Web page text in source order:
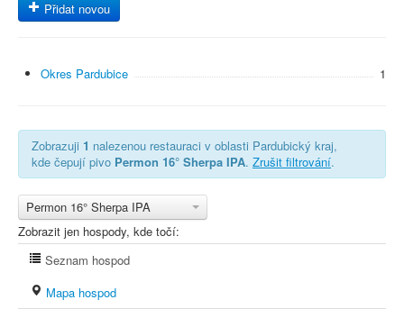
Přidat novou
Okres Pardubice 1
Zobrazuji 1 nalezenou restauraci v oblasti Pardubický kraj,
kde čepují pivo Permon 16° Sherpa IPA. Zrušit filtrování.
Permon 16° Sherpa IPA
Zobrazit jen hospody, kde točí:
Seznam hospod
Mapa hospod